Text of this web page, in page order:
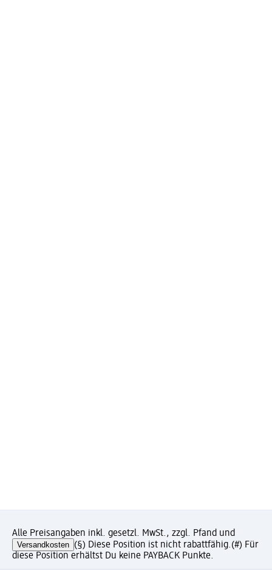
Alle Preisangaben inkl. gesetzl. MwSt., zzgl. Pfand und
Versandkosten (§) Diese Position ist nicht rabattfähig.(#) Für
diese Position erhältst Du keine PAYBACK Punkte.